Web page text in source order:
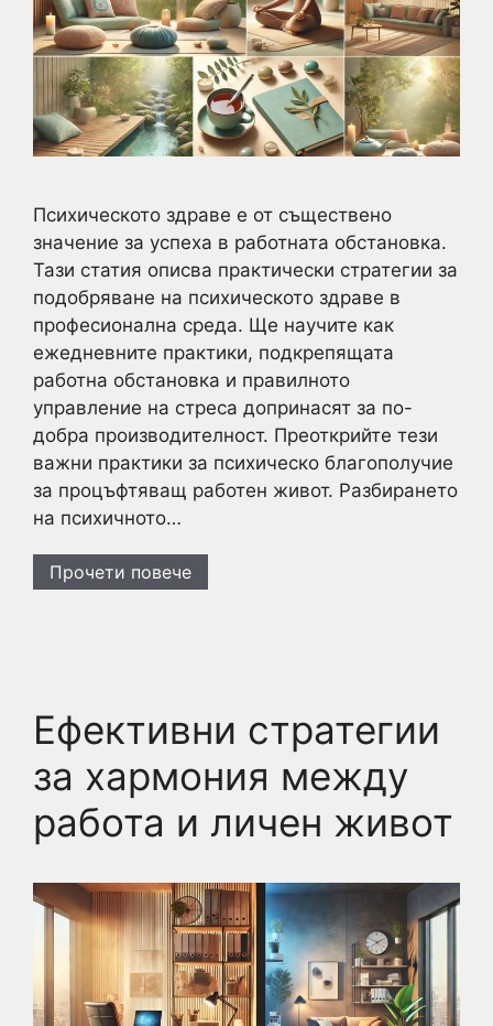
Психическото здраве е от съществено
значение за успеха в работната обстановка.
Тази статия описва практически стратегии за
подобряване на психическото здраве в
професионална среда. Ще научите как
ежедневните практики, подкрепящата
работна обстановка и правилното
управление на стреса допринасят за по-
добра производителност. Преоткрийте тези
важни практики за психическо благополучие
за процъфтяващ работен живот. Разбирането
на психичното…
Прочети повече
Ефективни стратегии
за хармония между
работа и личен живот